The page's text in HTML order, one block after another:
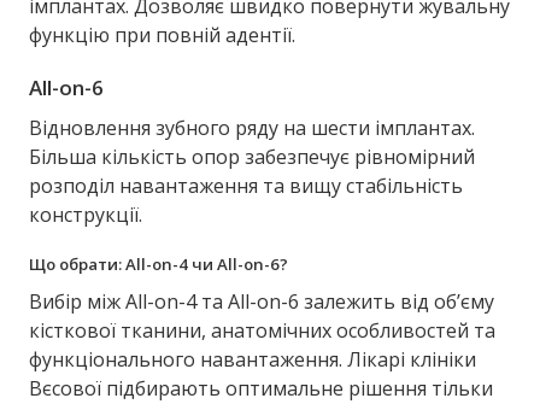
імплантах. Дозволяє швидко повернути жувальну
функцію при повній адентії.
All-on-6
Відновлення зубного ряду на шести імплантах.
Більша кількість опор забезпечує рівномірний
розподіл навантаження та вищу стабільність
конструкції.
Що обрати: All-on-4 чи All-on-6?
Вибір між All-on-4 та All-on-6 залежить від об’єму
кісткової тканини, анатомічних особливостей та
функціонального навантаження. Лікарі клініки
Вєсової підбирають оптимальне рішення тільки